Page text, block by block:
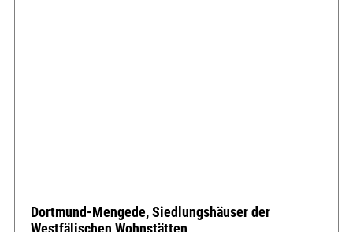
Dortmund-Mengede, Siedlungshäuser der
Westfälischen Wohnstätten